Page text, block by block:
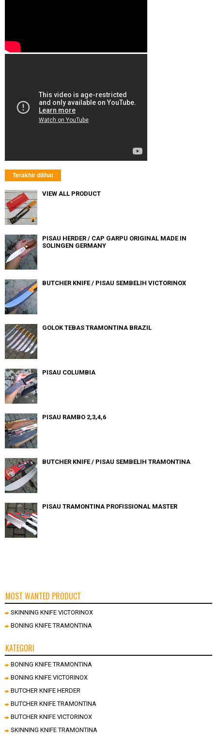
Terakhir dilihat
VIEW ALL PRODUCT
PISAU HERDER / CAP GARPU ORIGINAL MADE IN
SOLINGEN GERMANY
BUTCHER KNIFE / PISAU SEMBELIH VICTORINOX
GOLOK TEBAS TRAMONTINA BRAZIL
PISAU COLUMBIA
PISAU RAMBO 2,3,4,6
BUTCHER KNIFE / PISAU SEMBELIH TRAMONTINA
PISAU TRAMONTINA PROFISSIONAL MASTER
MOST WANTED PRODUCT
SKINNING KNIFE VICTORINOX
BONING KNIFE TRAMONTINA
KATEGORI
BONING KNIFE TRAMONTINA
BONING KNIFE VICTORINOX
BUTCHER KNIFE HERDER
BUTCHER KNIFE TRAMONTINA
BUTCHER KNIFE VICTORINOX
SKINNING KNIFE TRAMONTINA